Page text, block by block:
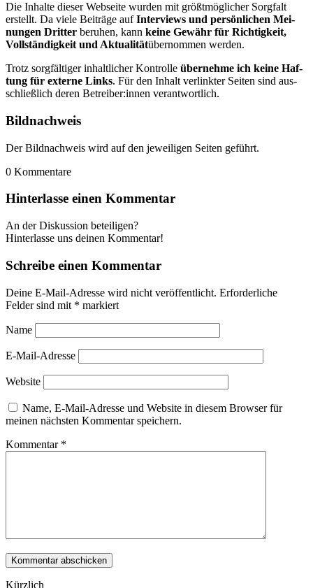
Die Inhal­te die­ser Web­sei­te wur­den mit größt­mög­li­cher Sorg­falt
erstellt. Da vie­le Bei­trä­ge aufInter­views und per­sön­li­chen Mei­
nun­gen Drit­ter beru­hen, kann kei­ne Gewähr für Rich­tig­keit,
Voll­stän­dig­keit und Aktua­li­tätüber­nom­men wer­den.
Trotz sorg­fäl­ti­ger inhalt­li­cher Kon­trol­le über­neh­me ich kei­ne Haf­
tung für exter­ne Links. Für den Inhalt ver­link­ter Sei­ten sind aus­
schließ­lich deren Betreiber:innen ver­ant­wort­lich.
Bild­nach­weis
Der Bild­nach­weis wird auf den jewei­li­gen Sei­ten geführt.
0 Kommentare
Hinterlasse einen Kommentar
An der Diskussion beteiligen?
Hinterlasse uns deinen Kommentar!
Schreibe einen Kommentar
Deine E-Mail-Adresse wird nicht veröffentlicht. Erforderliche
Felder sind mit * markiert
Name
E-Mail-Adresse
Website
Name, E-Mail-Adresse und Website in diesem Browser für
meinen nächsten Kommentar speichern.
Kommentar *
Kürzlich